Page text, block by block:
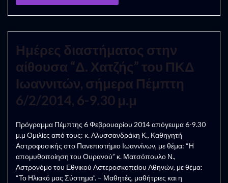
Ημέρες διαστήματος στην
αίθουσα “Δ. Χατζής” του ΠΚΔ
Ιωαννιτών, σήμερα Πέμπτη
6/2/2014, 6-9.30 μ.μ
Πρόγραμμα Πέμπτης 6 Φεβρουαρίου 2014 απόγευμα 6-9.30
μ.μ Ομιλίες από τους: κ. Αλυσσανδράκη Κ., Καθηγητή
Αστροφυσικής στο Πανεπιστήμιο Ιωαννίνων, με θέμα: “Η
απομυθοποίηση του Ουρανού” κ. Ματσόπουλο Ν.,
Αστρονόμο του Εθνικού Αστεροσκοπείου Αθηνών, με θέμα:
“Το Ηλιακό μας Σύστημα”. – Μαθητές, μαθήτριες και η